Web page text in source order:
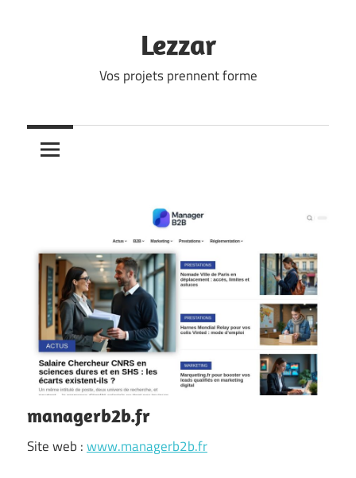
Lezzar
Vos projets prennent forme
managerb2b.fr
Site web :www.managerb2b.fr